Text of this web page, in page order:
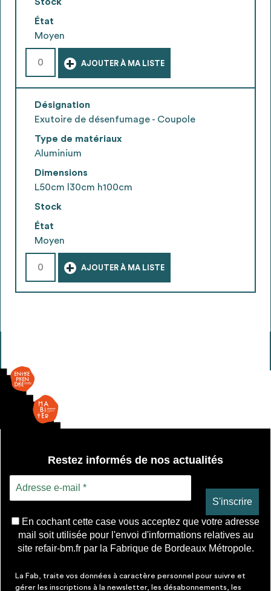
État
Moyen
+ AJOUTER À MA LISTE
Désignation
Exutoire de désenfumage - Coupole
Type de matériaux
Aluminium
Dimensions
L50cm l30cm h100cm
Stock
État
Moyen
+ AJOUTER À MA LISTE
Restez informés de nos actualités
En cochant cette case vous acceptez que votre adresse
mail soit utilisée pour l'envoi d'informations relatives au
site refair-bm.fr par la Fabrique de Bordeaux Métropole.
La Fab, traite vos données à caractère personnel pour suivre et
gérer les inscriptions à la newsletter, les désabonnements, les